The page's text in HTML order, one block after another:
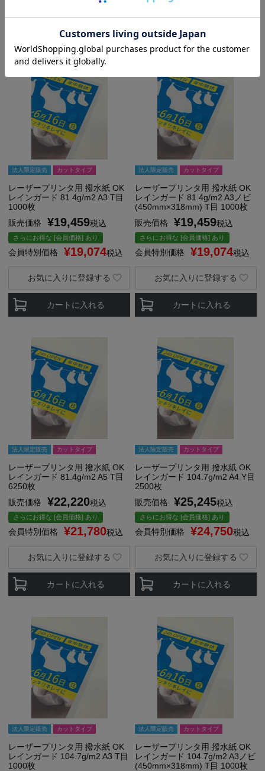
法人限定販売 カットタイプ
レーザープリンタ用 撥水紙 OK
レインガード 81.4g/m2 A3 T目
1000枚
販売価格
¥19,459税込
さらにお得な [会員価格] あり
会員特別価格 ¥19,074税込
カートに入れる
お気に入りに登録する
法人限定販売 カットタイプ
レーザープリンタ用 撥水紙 OK
レインガード 81.4g/m2 A3ノビ
(450mm×318mm) T目 1000枚
販売価格
¥19,459税込
さらにお得な [会員価格] あり
会員特別価格 ¥19,074税込
カートに入れる
お気に入りに登録する
法人限定販売 カットタイプ
レーザープリンタ用 撥水紙 OK
レインガード 81.4g/m2 A5 T目
6250枚
販売価格
¥22,220税込
さらにお得な [会員価格] あり
会員特別価格 ¥21,780税込
カートに入れる
お気に入りに登録する
法人限定販売 カットタイプ
レーザープリンタ用 撥水紙 OK
レインガード 104.7g/m2 A4 Y目
2500枚
販売価格
¥25,245税込
さらにお得な [会員価格] あり
会員特別価格 ¥24,750税込
カートに入れる
お気に入りに登録する
法人限定販売 カットタイプ
レーザープリンタ用 撥水紙 OK
レインガード 104.7g/m2 A3 T目
1000枚
法人限定販売 カットタイプ
レーザープリンタ用 撥水紙 OK
レインガード 104.7g/m2 A3ノビ
(450mm×318mm) T目 1000枚